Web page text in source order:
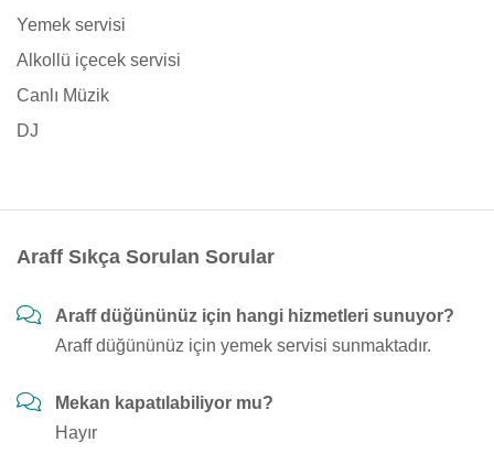
Yemek servisi
Alkollü içecek servisi
Canlı Müzik
DJ
Araff Sıkça Sorulan Sorular
Araff düğününüz için hangi hizmetleri sunuyor?
Araff düğününüz için yemek servisi sunmaktadır.
Mekan kapatılabiliyor mu?
Hayır